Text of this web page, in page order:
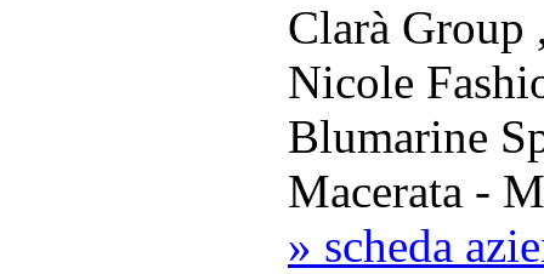
Clarà Group
Nicole
Blumarine
Macerata -
» scheda